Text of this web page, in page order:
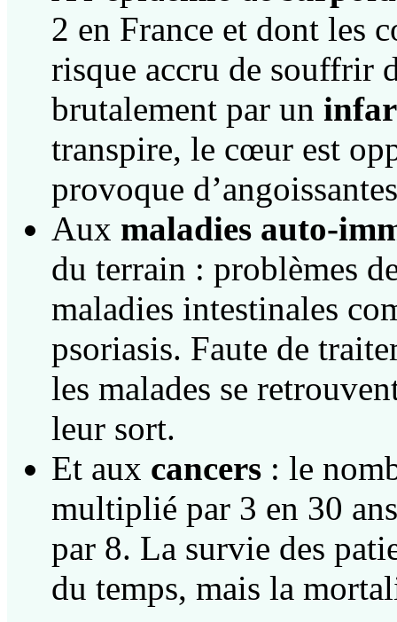
2 en France et dont les
risque accru de souffrir
brutalement par un
transpire, le cœur est
provoque
Aux maladies auto-
du terrain : problèmes
maladies intestinales
psoriasis. Faute de
les malades se
leur sort.
Et aux cancers : le
multiplié par 3 en 30
par 8. La survie des
du temps, mais la